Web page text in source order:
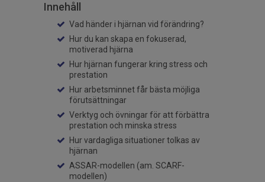
Innehåll
Vad händer i hjärnan vid förändring?
Hur du kan skapa en fokuserad,
motiverad hjärna
Hur hjärnan fungerar kring stress och
prestation
Hur arbetsminnet får bästa möjliga
förutsättningar
Verktyg och övningar för att förbättra
prestation och minska stress
Hur vardagliga situationer tolkas av
hjärnan
ASSAR-modellen (am. SCARF-
modellen)